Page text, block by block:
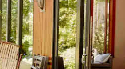
a nadol alebo ich preskúmať